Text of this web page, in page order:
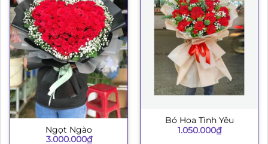
Ngọt Ngào
3.000.000₫
Bó Hoa Tình Yêu
1.050.000₫